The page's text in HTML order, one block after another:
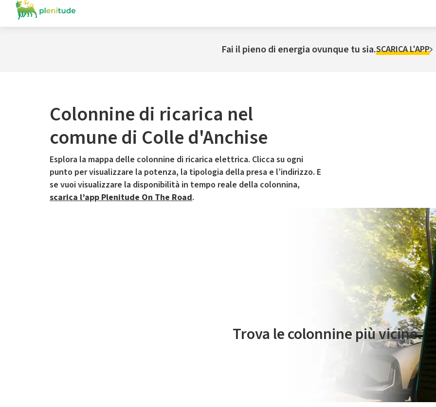
Fai il pieno di energia ovunque tu sia.SCARICA L'APP
Colonnine di ricarica nel
comune di Colle d'Anchise
Esplora la mappa delle colonnine di ricarica elettrica. Clicca su ogni
punto per visualizzare la potenza, la tipologia della presa e l’indirizzo. E
se vuoi visualizzare la disponibilità in tempo reale della colonnina,
scarica l’app Plenitude On The Road.
Il servizio di mobilità elettrica è gestito da Plenitude On The Road
Trova le colonnine più vicine.